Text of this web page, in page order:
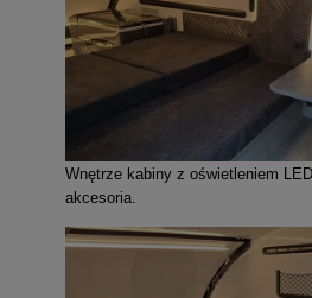
Wnętrze kabiny z oświetleniem
akcesoria.